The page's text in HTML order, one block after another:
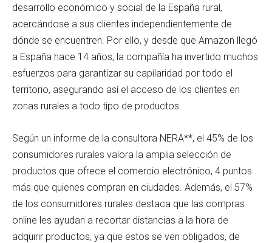
desarrollo económico y social de la España rural,
acercándose a sus clientes independientemente de
dónde se encuentren. Por ello, y desde que Amazon llegó
a España hace 14 años, la compañía ha invertido muchos
esfuerzos para garantizar su capilaridad por todo el
territorio, asegurando así el acceso de los clientes en
zonas rurales a todo tipo de productos.
Según un informe de la consultora NERA**, el 45% de los
consumidores rurales valora la amplia selección de
productos que ofrece el comercio electrónico, 4 puntos
más que quienes compran en ciudades. Además, el 57%
de los consumidores rurales destaca que las compras
online les ayudan a recortar distancias a la hora de
adquirir productos, ya que estos se ven obligados, de